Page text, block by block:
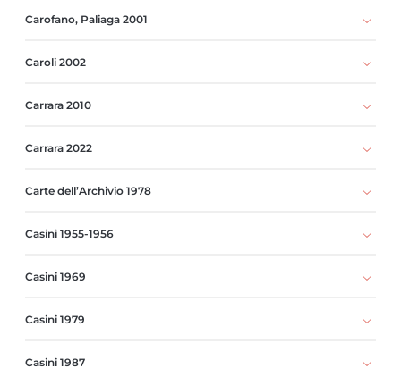
Carofano, Paliaga 2001
Caroli 2002
Carrara 2010
Carrara 2022
Carte dell’Archivio 1978
Casini 1955-1956
Casini 1969
Casini 1979
Casini 1987